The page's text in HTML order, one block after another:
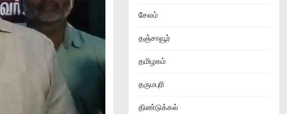
சேலம்
தஞ்சாவூர்
தமிழகம்
தருமபுரி
திண்டுக்கல்